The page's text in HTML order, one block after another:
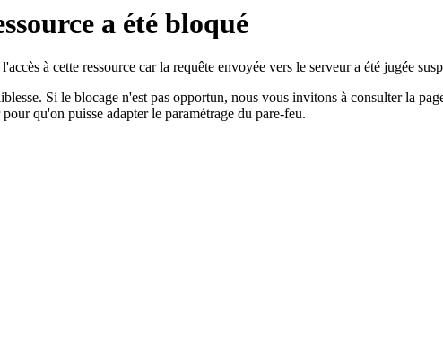
a été bloqué
à cette ressource car la requête envoyée vers le serveur a été jugée
Si le blocage n'est pas opportun, nous vous invitons à consulter la
qu'on puisse adapter le paramétrage du pare-feu.